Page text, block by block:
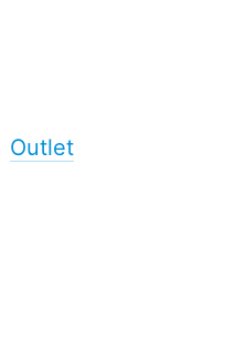
Outlet